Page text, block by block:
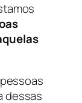
dessas